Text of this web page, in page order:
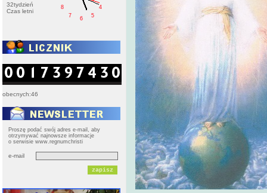
32tydzień
Czas letni
4
5
6
7
8
obecnych:46
Proszę podać swój adres e-mail, aby
otrzymywać najnowsze informacje
o serwisie www.regnumchristi
e-mail